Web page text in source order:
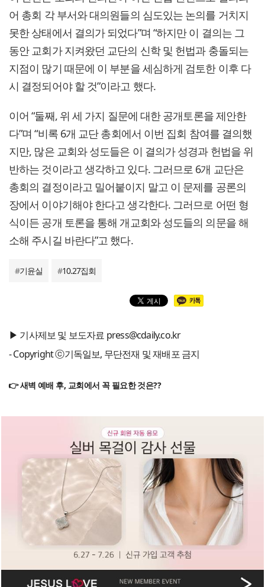
어 총회 각 부서와 대의원들의 심도있는 논의를 거치지
못한 상태에서 결의가 되었다”며 “하지만 이 결의는 그
동안 교회가 지켜왔던 교단의 신학 및 헌법과 충돌되는
지점이 많기 때문에 이 부분을 세심하게 검토한 이후 다
시 결정되어야 할 것”이라고 했다.
이어 “둘째, 위 세 가지 질문에 대한 공개토론을 제안한
다”며 “비록 6개 교단 총회에서 이번 집회 참여를 결의했
지만, 많은 교회와 성도들은 이 결의가 성경과 헌법을 위
반하는 것이라고 생각하고 있다. 그러므로 6개 교단은
총회의 결정이라고 밀어붙이지 말고 이 문제를 공론의
장에서 이야기해야 한다고 생각한다. 그러므로 어떤 형
식이든 공개 토론을 통해 개교회와 성도들의 의문을 해
소해 주시길 바란다”고 했다.
#기윤실 #10.27집회
▶ 기사제보 및 보도자료 press@cdaily.co.kr
- Copyright ⓒ기독일보, 무단전재 및 재배포 금지
👉 새벽 예배 후, 교회에서 꼭 필요한 것은??